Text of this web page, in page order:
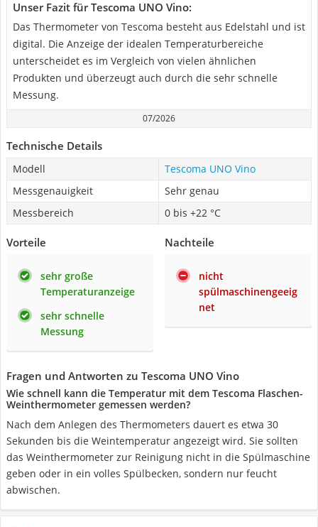
Unser Fazit für Tescoma UNO Vino:
Das Thermometer von Tescoma besteht aus Edelstahl und ist
digital. Die Anzeige der idealen Temperaturbereiche
unterscheidet es im Vergleich von vielen ähnlichen
Produkten und überzeugt auch durch die sehr schnelle
Messung.
07/2026
Technische Details
Modell
Tescoma UNO Vino
Messgenauigkeit
Sehr genau
Messbereich
0 bis +22 °C
Vorteile
sehr große
Temperaturanzeige
sehr schnelle
Messung
Nachteile
nicht
spülmaschinengeeig
net
Fragen und Antworten zu Tescoma UNO Vino
Wie schnell kann die Temperatur mit dem Tescoma Flaschen-
Weinthermometer gemessen werden?
Nach dem Anlegen des Thermometers dauert es etwa 30
Sekunden bis die Weintemperatur angezeigt wird. Sie sollten
das Weinthermometer zur Reinigung nicht in die Spülmaschine
geben oder in ein volles Spülbecken, sondern nur feucht
abwischen.